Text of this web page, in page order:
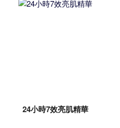
24小時7效亮肌精華